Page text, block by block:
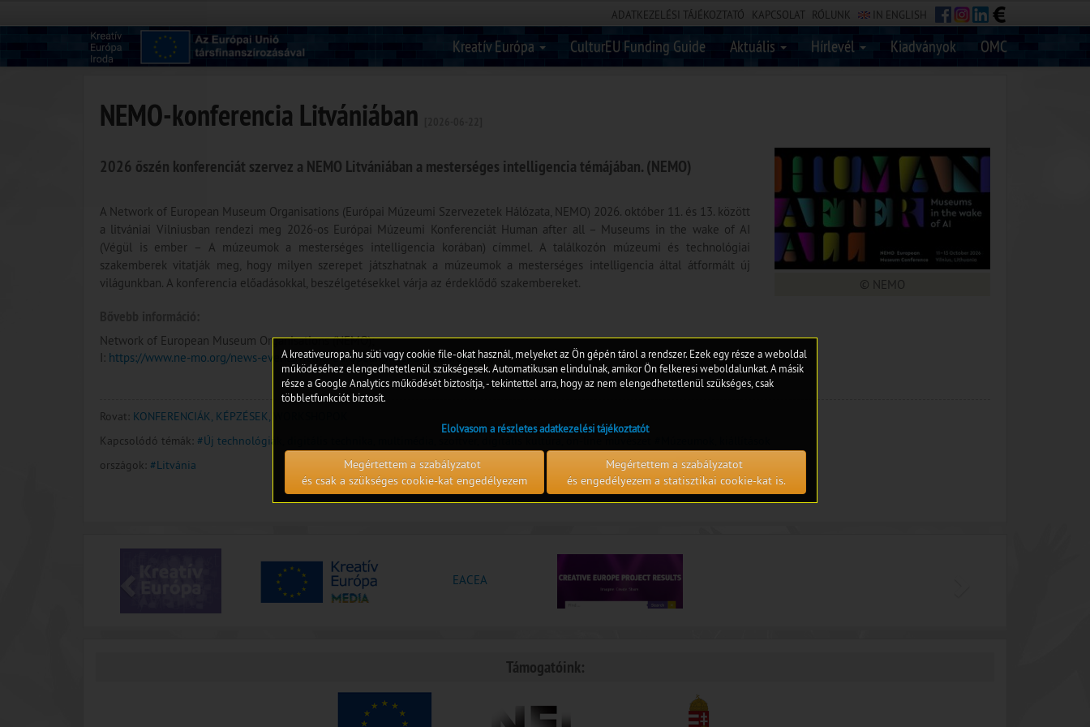
ADATKEZELÉSI TÁJÉKOZTATÓ KAPCSOLAT RÓLUNK IN ENGLISH
Kreatív Európa CulturEU Funding Guide Aktuális Hírlevél Kiadványok OMC
NEMO-konferencia Litvániában
© NEMO
2026 őszén konferenciát szervez a NEMO Litvániában a mesterséges intelligencia témájában. (NEMO)
A Network of European Museum Organisations (Európai Múzeumi Szervezetek Hálózata, NEMO) 2026. október 11. és 13. között
a litvániai Vilniusban rendezi meg 2026-os Európai Múzeumi Konferenciát Human after all – Museums in the wake of AI
(Végül is ember – A múzeumok a mesterséges intelligencia korában) címmel. A találkozón múzeumi és technológiai
szakemberek vitatják meg, hogy milyen szerepet játszhatnak a múzeumok a mesterséges intelligencia által átformált új
világunkban. A konferencia előadásokkal, beszélgetésekkel várja az érdeklődő szakembereket.
Network of European Museum Organisations (NEMO);
I: https://www.ne-mo.org/news-events/nemo-european-museum-conference/
Rovat: KONFERENCIÁK, KÉPZÉSEK, WORKSHOPOK
Kapcsolódó témák: #Új technológiák, digitális technika, multimédia, szoftver, digitális kultúra, on-line művészet
országok: #Litvánia
EACEA
Támogatóink:
A kreativeuropa.hu süti vagy cookie file-okat használ, melyeket az Ön gépén tárol a rendszer. Ezek egy része a weboldal
működéséhez elengedhetetlenül szükségesek. Automatikusan elindulnak, amikor Ön felkeresi weboldalunkat. A másik
része a Google Analytics működését biztosítja, - tekintettel arra, hogy az nem elengedhetetlenül szükséges, csak
többletfunkciót biztosít.
Elolvasom a részletes adatkezelési tájékoztatót
Megértettem a szabályzatot
és csak a szükséges cookie-kat engedélyezem
Megértettem a szabályzatot
és engedélyezem a statisztikai cookie-kat is.